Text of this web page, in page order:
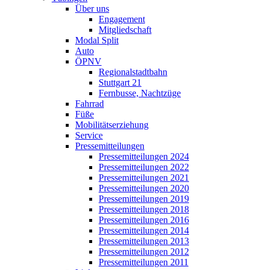
Über uns
Engagement
Mitgliedschaft
Modal Split
Auto
ÖPNV
Regionalstadtbahn
Stuttgart 21
Fernbusse, Nachtzüge
Fahrrad
Füße
Mobilitätserziehung
Service
Pressemitteilungen
Pressemitteilungen 2024
Pressemitteilungen 2022
Pressemitteilungen 2021
Pressemitteilungen 2020
Pressemitteilungen 2019
Pressemitteilungen 2018
Pressemitteilungen 2016
Pressemitteilungen 2014
Pressemitteilungen 2013
Pressemitteilungen 2012
Pressemitteilungen 2011